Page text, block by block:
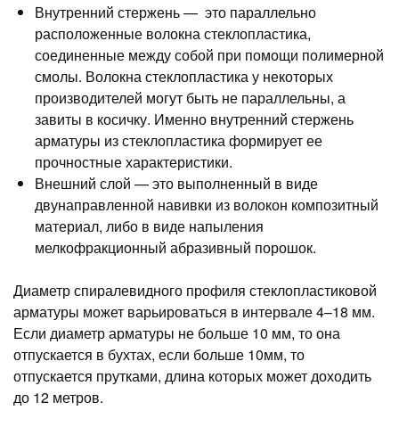
Внутренний стержень — это параллельно
расположенные волокна стеклопластика,
соединенные между собой при помощи полимерной
смолы. Волокна стеклопластика у некоторых
производителей могут быть не параллельны, а
завиты в косичку. Именно внутренний стержень
арматуры из стеклопластика формирует ее
прочностные характеристики.
Внешний слой — это выполненный в виде
двунаправленной навивки из волокон композитный
материал, либо в виде напыления
мелкофракционный абразивный порошок.
Диаметр спиралевидного профиля стеклопластиковой
арматуры может варьироваться в интервале 4–18 мм.
Если диаметр арматуры не больше 10 мм, то она
отпускается в бухтах, если больше 10мм, то
отпускается прутками, длина которых может доходить
до 12 метров.